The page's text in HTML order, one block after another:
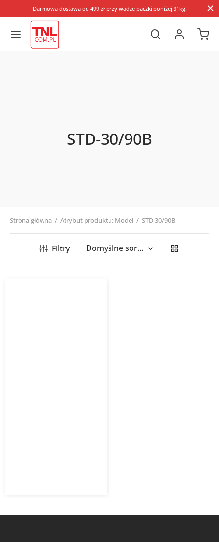
Darmowa dostawa od 499 zł przy wadze paczki poniżej 31kg!
STD-30/90B
Strona główna / Atrybut produktu: Model / STD-30/90B
Filtry